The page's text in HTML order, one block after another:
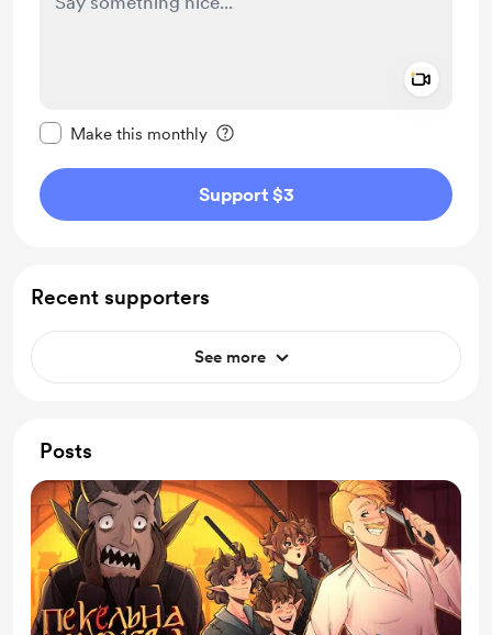
Make this monthly
Support $3
Recent supporters
See more
Posts